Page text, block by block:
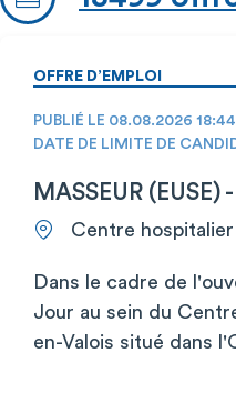
OFFRE D’EMPLOI
PUBLIÉ LE 08.08.2026 18:44
DATE DE LIMITE DE
MASSEUR (EUSE)
Centre
Dans le cadre de
Jour au sein du
en-Valois situé dans